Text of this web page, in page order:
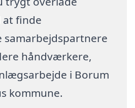
at finde
samarbejdspartnere
håndværkere,
i Borum
kommune.